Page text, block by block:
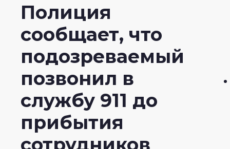
Полиция
сообщает, что
подозреваемый
позвонил в
службу 911 до
прибытия
сотрудников